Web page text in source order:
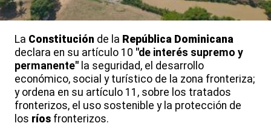
La Constitución de la República Dominicana
declara en su artículo 10 "de interés supremo y
permanente" la seguridad, el desarrollo
económico, social y turístico de la zona fronteriza;
y ordena en su artículo 11, sobre los tratados
fronterizos, el uso sostenible y la protección de
los ríos fronterizos.